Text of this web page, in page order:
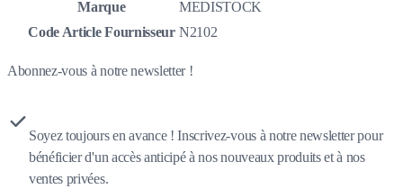
Marque
MEDISTOCK
Code Article Fournisseur N2102
Abonnez-vous à notre newsletter !
Soyez toujours en avance ! Inscrivez-vous à notre newsletter pour
bénéficier d'un accès anticipé à nos nouveaux produits et à nos
ventes privées.